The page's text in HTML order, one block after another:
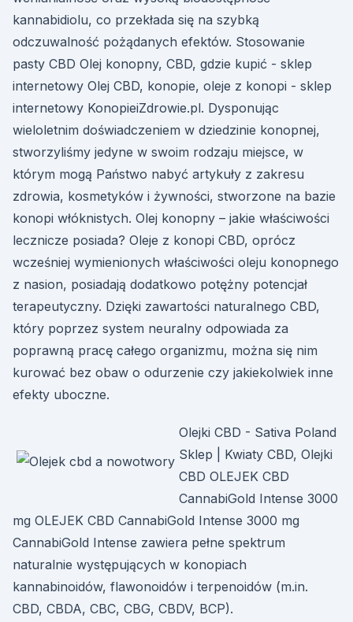
kannabidiolu, co przekłada się na szybką
odczuwalność pożądanych efektów. Stosowanie
pasty CBD Olej konopny, CBD, gdzie kupić - sklep
internetowy Olej CBD, konopie, oleje z konopi - sklep
internetowy KonopieiZdrowie.pl. Dysponując
wieloletnim doświadczeniem w dziedzinie konopnej,
stworzyliśmy jedyne w swoim rodzaju miejsce, w
którym mogą Państwo nabyć artykuły z zakresu
zdrowia, kosmetyków i żywności, stworzone na bazie
konopi włóknistych. Olej konopny – jakie właściwości
lecznicze posiada? Oleje z konopi CBD, oprócz
wcześniej wymienionych właściwości oleju konopnego
z nasion, posiadają dodatkowo potężny potencjał
terapeutyczny. Dzięki zawartości naturalnego CBD,
który poprzez system neuralny odpowiada za
poprawną pracę całego organizmu, można się nim
kurować bez obaw o odurzenie czy jakiekolwiek inne
efekty uboczne.
Olejki CBD - Sativa Poland
Sklep | Kwiaty CBD, Olejki
CBD OLEJEK CBD
CannabiGold Intense 3000
mg OLEJEK CBD CannabiGold Intense 3000 mg
CannabiGold Intense zawiera pełne spektrum
naturalnie występujących w konopiach
kannabinoidów, flawonoidów i terpenoidów (m.in.
CBD, CBDA, CBC, CBG, CBDV, BCP).